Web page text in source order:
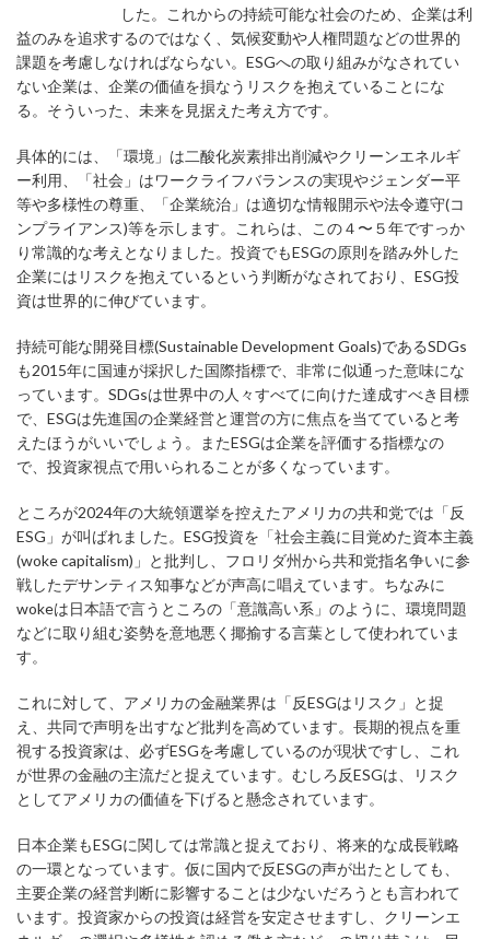
した。これからの持続可能な社会のため、企業は利
益のみを追求するのではなく、気候変動や人権問題などの世界的
課題を考慮しなければならない。ESGへの取り組みがなされてい
ない企業は、企業の価値を損なうリスクを抱えていることにな
る。そういった、未来を見据えた考え方です。
具体的には、「環境」は二酸化炭素排出削減やクリーンエネルギ
ー利用、「社会」はワークライフバランスの実現やジェンダー平
等や多様性の尊重、「企業統治」は適切な情報開示や法令遵守(コ
ンプライアンス)等を示します。これらは、この４〜５年ですっか
り常識的な考えとなりました。投資でもESGの原則を踏み外した
企業にはリスクを抱えているという判断がなされており、ESG投
資は世界的に伸びています。
持続可能な開発目標(Sustainable Development Goals)であるSDGs
も2015年に国連が採択した国際指標で、非常に似通った意味にな
っています。SDGsは世界中の人々すべてに向けた達成すべき目標
で、ESGは先進国の企業経営と運営の方に焦点を当てていると考
えたほうがいいでしょう。またESGは企業を評価する指標なの
で、投資家視点で用いられることが多くなっています。
ところが2024年の大統領選挙を控えたアメリカの共和党では「反
ESG」が叫ばれました。ESG投資を「社会主義に目覚めた資本主義
(woke capitalism)」と批判し、フロリダ州から共和党指名争いに参
戦したデサンティス知事などが声高に唱えています。ちなみに
wokeは日本語で言うところの「意識高い系」のように、環境問題
などに取り組む姿勢を意地悪く揶揄する言葉として使われていま
す。
これに対して、アメリカの金融業界は「反ESGはリスク」と捉
え、共同で声明を出すなど批判を高めています。長期的視点を重
視する投資家は、必ずESGを考慮しているのが現状ですし、これ
が世界の金融の主流だと捉えています。むしろ反ESGは、リスク
としてアメリカの価値を下げると懸念されています。
日本企業もESGに関しては常識と捉えており、将来的な成長戦略
の一環となっています。仮に国内で反ESGの声が出たとしても、
主要企業の経営判断に影響することは少ないだろうとも言われて
います。投資家からの投資は経営を安定させますし、クリーンエ